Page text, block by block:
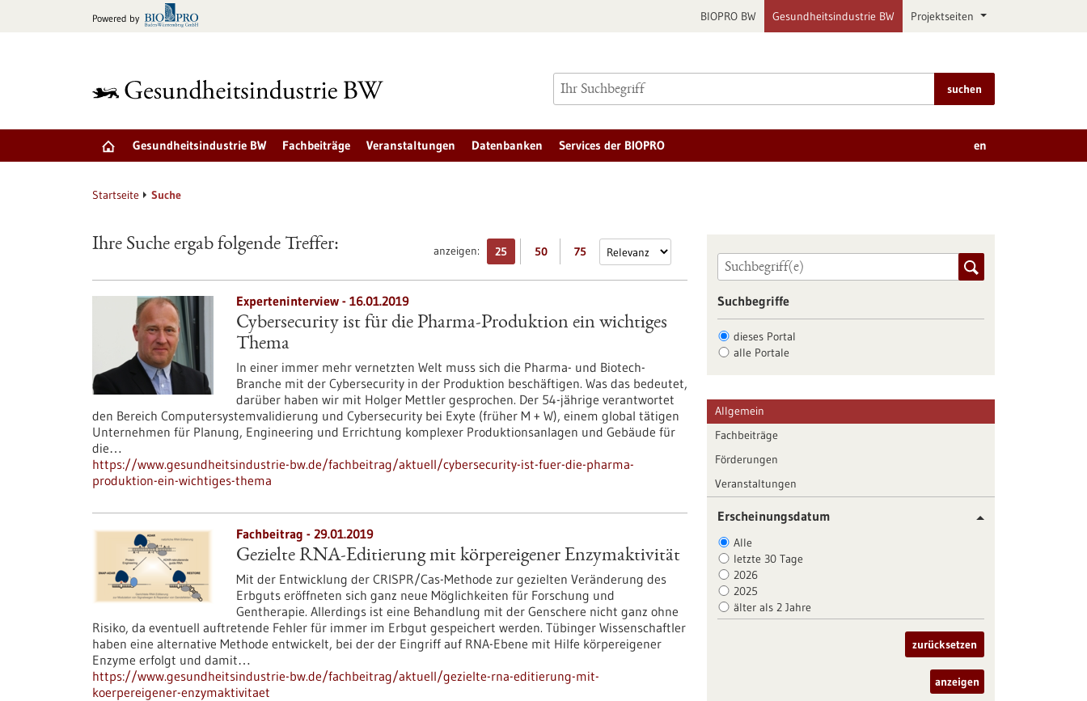
Powered by BIOPRO BW Gesundheitsindustrie BW Projektseiten
suchen
Gesundheitsindustrie BW Fachbeiträge Veranstaltungen Datenbanken Services der BIOPRO en
Startseite Suche
anzeigen: 25 50 75
Ihre Suche ergab folgende Treffer:
Experteninterview - 16.01.2019
Cybersecurity ist für die Pharma-Produktion ein wichtiges
Thema
In einer immer mehr vernetzten Welt muss sich die Pharma- und Biotech-
Branche mit der Cybersecurity in der Produktion beschäftigen. Was das bedeutet,
darüber haben wir mit Holger Mettler gesprochen. Der 54-jährige verantwortet
den Bereich Computersystemvalidierung und Cybersecurity bei Exyte (früher M + W), einem global tätigen
Unternehmen für Planung, Engineering und Errichtung komplexer Produktionsanlagen und Gebäude für
die…
https://www.gesundheitsindustrie-bw.de/fachbeitrag/aktuell/cybersecurity-ist-fuer-die-pharma-
produktion-ein-wichtiges-thema
Fachbeitrag - 29.01.2019
Gezielte RNA-Editierung mit körpereigener Enzymaktivität
Mit der Entwicklung der CRISPR/Cas-Methode zur gezielten Veränderung des
Erbguts eröffneten sich ganz neue Möglichkeiten für Forschung und
Gentherapie. Allerdings ist eine Behandlung mit der Genschere nicht ganz ohne
Risiko, da eventuell auftretende Fehler für immer im Erbgut gespeichert werden. Tübinger Wissenschaftler
haben eine alternative Methode entwickelt, bei der der Eingriff auf RNA-Ebene mit Hilfe körpereigener
Enzyme erfolgt und damit…
https://www.gesundheitsindustrie-bw.de/fachbeitrag/aktuell/gezielte-rna-editierung-mit-
koerpereigener-enzymaktivitaet
Suchbegriffe
dieses Portal
alle Portale
Allgemein
Fachbeiträge
Förderungen
Veranstaltungen
Erscheinungsdatum
Alle
letzte 30 Tage
2026
2025
älter als 2 Jahre
zurücksetzen
anzeigen